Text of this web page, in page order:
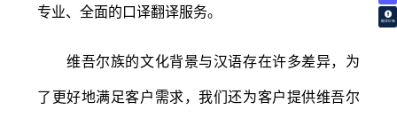
翻译价格
专业、全面的口译翻译服务。
维吾尔族的文化背景与汉语存在许多差异，为
了更好地满足客户需求，我们还为客户提供维吾尔